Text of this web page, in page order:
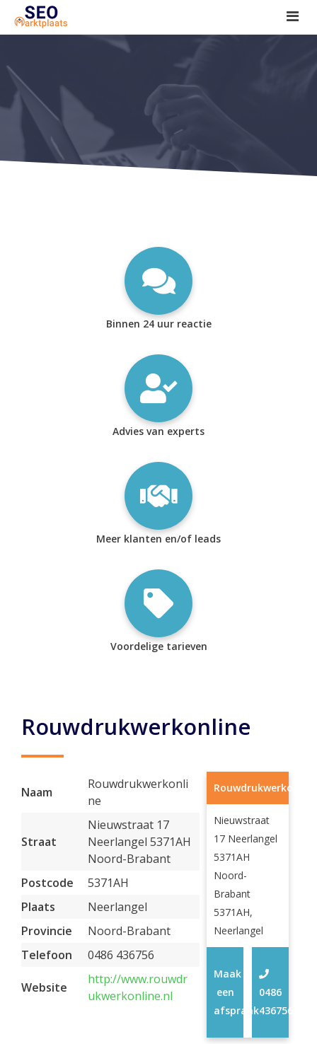
SEO tools reviews
Marketeer bij jou in de buurt?
Offerte
1. Seo voor beginners +
2. Onderzoeken +
Binnen 24 uur reactie
Advies van experts
Meer klanten en/of leads
Voordelige tarieven
Rouwdrukwerkonline
Naam
Rouwdrukwerkonli
ne
Straat
Nieuwstraat 17
Neerlangel 5371AH
Noord-Brabant
Postcode
5371AH
Plaats
Neerlangel
Provincie
Noord-Brabant
Telefoon
0486 436756
Website
http://www.rouwdr
ukwerkonline.nl
Rouwdrukwerkonline
Nieuwstraat
17 Neerlangel
5371AH
Noord-
Brabant
5371AH,
Neerlangel
0486
436756
Maak
een
afspraak